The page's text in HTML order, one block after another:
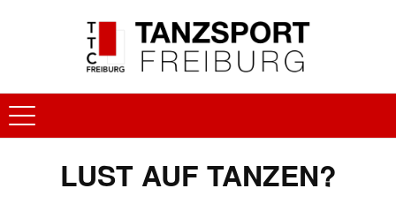
LUST AUF TANZEN?